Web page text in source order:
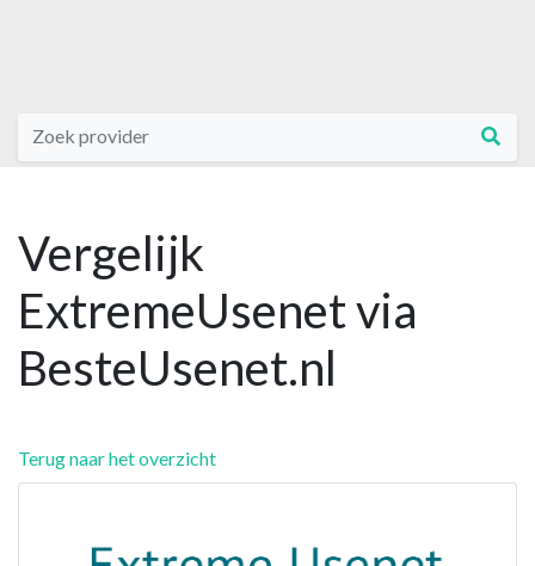
Vergelijk
ExtremeUsenet via
BesteUsenet.nl
Terug naar het overzicht